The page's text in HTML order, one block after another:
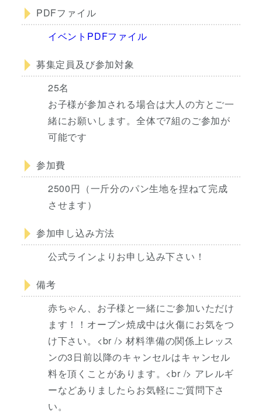
PDFファイル
イベントPDFファイル
募集定員及び参加対象
25名
お子様が参加される場合は大人の方とご一
緒にお願いします。全体で7組のご参加が
可能です
参加費
2500円（一斤分のパン生地を捏ねて完成
させます）
参加申し込み方法
公式ラインよりお申し込み下さい！
備考
赤ちゃん、お子様と一緒にご参加いただけ
ます！！オーブン焼成中は火傷にお気をつ
け下さい。<br /> 材料準備の関係上レッス
ンの3日前以降のキャンセルはキャンセル
料を頂くことがあります。<br /> アレルギ
ーなどありましたらお気軽にご質問下さ
い。